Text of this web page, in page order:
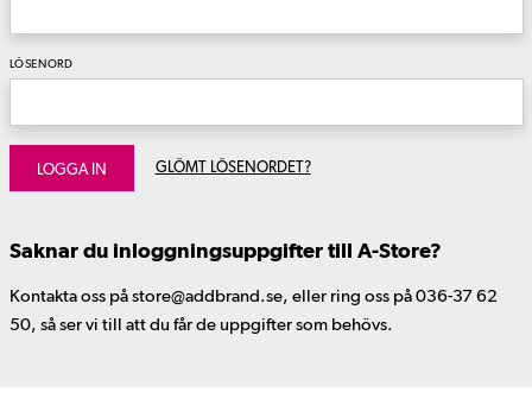
LÖSENORD
LOGGA IN GLÖMT LÖSENORDET?
Saknar du inloggningsuppgifter till A-Store?
Kontakta oss på store@addbrand.se, eller ring oss på 036-37 62
50, så ser vi till att du får de uppgifter som behövs.